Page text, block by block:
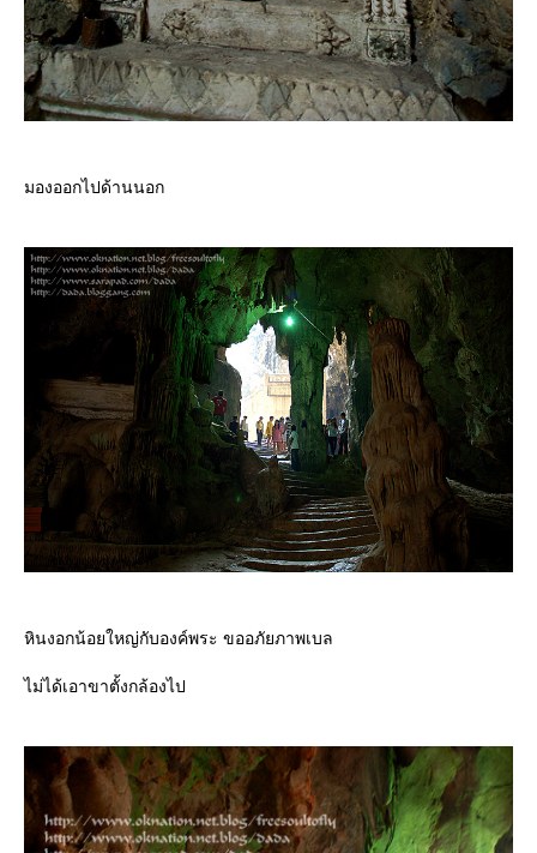
มองออกไปด้านนอก
หินงอกน้อยใหญ่กับองค์พระ ขออภัยภาพเบล
ไม่ได้เอาขาตั้งกล้องไป